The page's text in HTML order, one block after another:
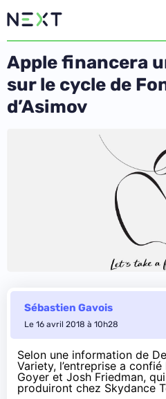
Apple financera
sur le cycle de
d’Asimov
Sébastien Gavois
Le 16 avril 2018 à 10h28
Selon une information de
Variety, l’entreprise a
Goyer et Josh Friedman,
produiront chez Skydance